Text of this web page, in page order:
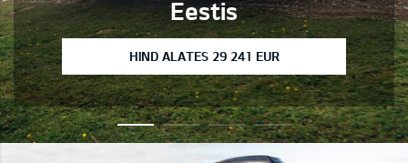
Eestis
HIND ALATES 29 241 EUR